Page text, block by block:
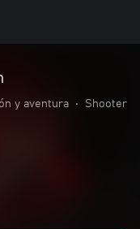
y aventura •
Shooter